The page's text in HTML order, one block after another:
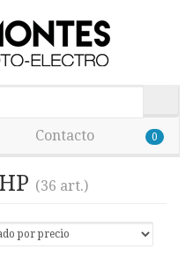
Contacto 0
(36 art.)